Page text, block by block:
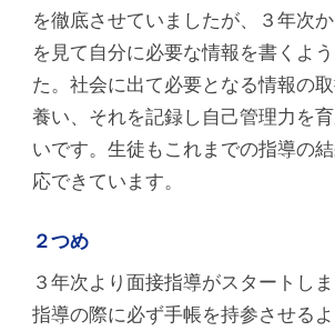
を徹底させていましたが、３年次
を見て自分に必要な情報を書くよ
た。社会に出て必要となる情報の
養い、それを記録し自己管理力を
いです。生徒もこれまでの指導の
応できています。
２つめ
３年次より面接指導がスタートし
指導の際に必ず手帳を持参させる